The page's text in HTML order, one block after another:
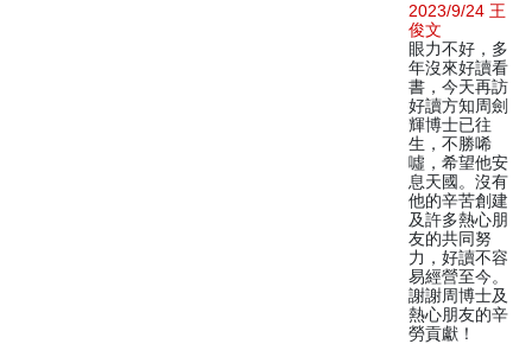
2023/9/24 王
俊文
眼力不好，多
年沒來好讀看
書，今天再訪
好讀方知周劍
輝博士已往
生，不勝唏
噓，希望他安
息天國。沒有
他的辛苦創建
及許多熱心朋
友的共同努
力，好讀不容
易經營至今。
謝謝周博士及
熱心朋友的辛
勞貢獻！